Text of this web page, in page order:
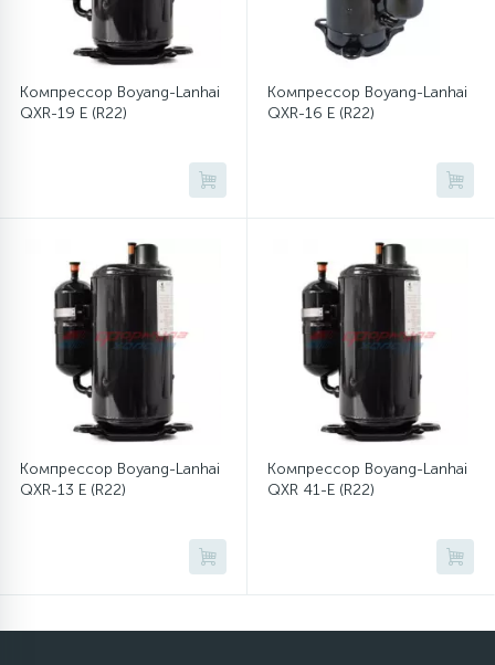
Компрессор Boyang-Lanhai
QXR-19 E (R22)
Компрессор Boyang-Lanhai
QXR-16 E (R22)
Компрессор Boyang-Lanhai
QXR-13 E (R22)
Компрессор Boyang-Lanhai
QXR 41-E (R22)